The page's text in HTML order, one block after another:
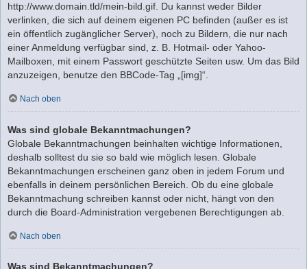
http://www.domain.tld/mein-bild.gif. Du kannst weder Bilder
verlinken, die sich auf deinem eigenen PC befinden (außer es ist
ein öffentlich zugänglicher Server), noch zu Bildern, die nur nach
einer Anmeldung verfügbar sind, z. B. Hotmail- oder Yahoo-
Mailboxen, mit einem Passwort geschützte Seiten usw. Um das Bild
anzuzeigen, benutze den BBCode-Tag „[img]“.
Nach oben
Was sind globale Bekanntmachungen?
Globale Bekanntmachungen beinhalten wichtige Informationen,
deshalb solltest du sie so bald wie möglich lesen. Globale
Bekanntmachungen erscheinen ganz oben in jedem Forum und
ebenfalls in deinem persönlichen Bereich. Ob du eine globale
Bekanntmachung schreiben kannst oder nicht, hängt von den
durch die Board-Administration vergebenen Berechtigungen ab.
Nach oben
Was sind Bekanntmachungen?